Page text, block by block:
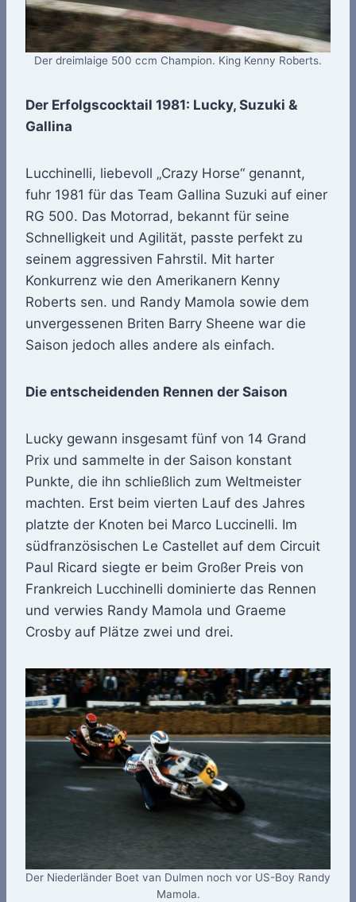
Der dreimlaige 500 ccm Champion. King Kenny Roberts.
Der Erfolgscocktail 1981: Lucky, Suzuki &
Gallina
Lucchinelli, liebevoll „Crazy Horse“ genannt,
fuhr 1981 für das Team Gallina Suzuki auf einer
RG 500. Das Motorrad, bekannt für seine
Schnelligkeit und Agilität, passte perfekt zu
seinem aggressiven Fahrstil. Mit harter
Konkurrenz wie den Amerikanern Kenny
Roberts sen. und Randy Mamola sowie dem
unvergessenen Briten Barry Sheene war die
Saison jedoch alles andere als einfach.
Die entscheidenden Rennen der Saison
Lucky gewann insgesamt fünf von 14 Grand
Prix und sammelte in der Saison konstant
Punkte, die ihn schließlich zum Weltmeister
machten. Erst beim vierten Lauf des Jahres
platzte der Knoten bei Marco Luccinelli. Im
südfranzösischen Le Castellet auf dem Circuit
Paul Ricard siegte er beim Großer Preis von
Frankreich Lucchinelli dominierte das Rennen
und verwies Randy Mamola und Graeme
Crosby auf Plätze zwei und drei.
Der Niederländer Boet van Dulmen noch vor US-Boy Randy
Mamola.